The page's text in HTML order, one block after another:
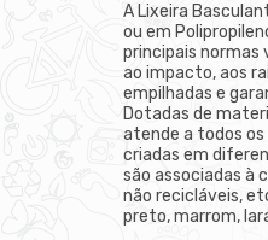
A Lixeira
ou em
principais normas
ao impacto, aos
empilhadas e
Dotadas de
atende a todos os
criadas em
são associadas à
não recicláveis,
preto, marrom,